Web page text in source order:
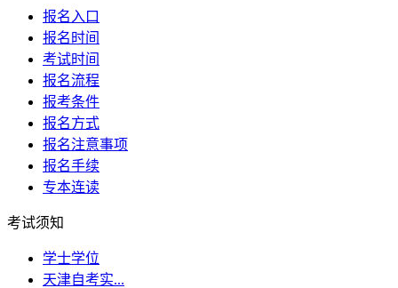
报名入口
报名时间
考试时间
报名流程
报考条件
报名方式
报名注意事项
报名手续
专本连读
考试须知
学士学位
天津自考实...